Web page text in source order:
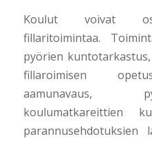
Koulut voivat
fillaritoimintaa.
pyörien
fillaroimisen
aamunavaus,
koulumatkareittien
parannusehdotuksien